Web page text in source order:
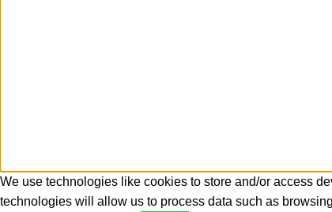
We use technologies like cookies to store and/or access
technologies will allow us to process data such as